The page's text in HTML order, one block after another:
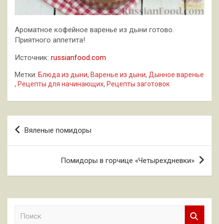
Ароматное кофейное варенье из дыни готово.
Приятного аппетита!
Источник: russianfood.com
Метки: Блюда из дыни, Варенье из дыни, Дынное варенье
, Рецепты для начинающих, Рецепты заготовок
Навигация
по
Вяленые помидоры
Помидоры в горчице «Четырехдневки»